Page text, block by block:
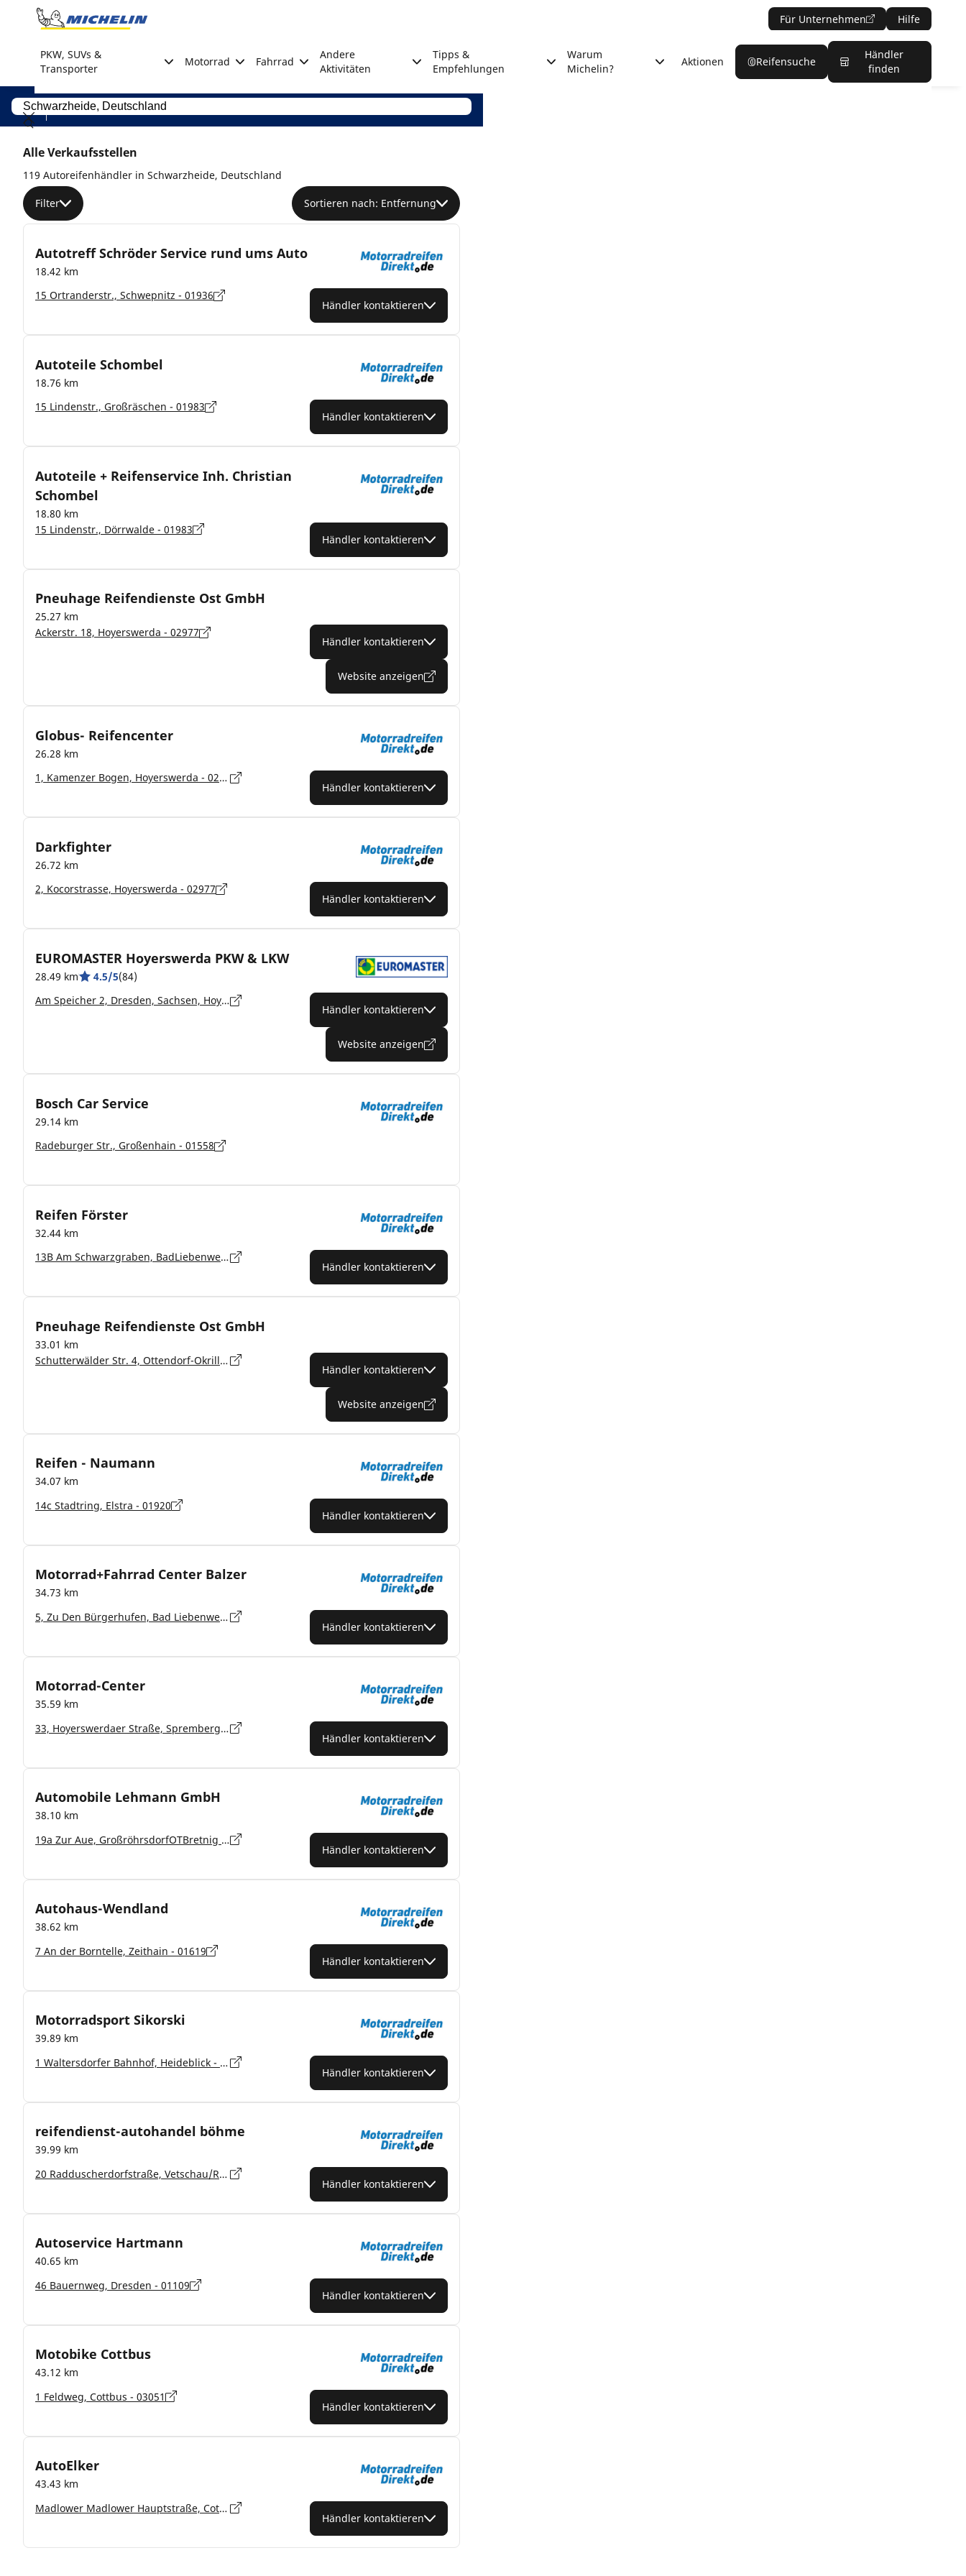
Go to page content
Für Unternehmen Hilfe
PKW, SUVs &
Transporter
Motorrad Fahrrad
Andere
Aktivitäten
Tipps &
Empfehlungen
Warum
Michelin?
Aktionen Reifensuche
Händler
finden
Alle Verkaufsstellen
119 Autoreifenhändler in Schwarzheide, Deutschland
Filter Sortieren nach: Entfernung
Autotreff Schröder Service rund ums Auto
18.42 km
15 Ortranderstr., Schwepnitz - 01936
Händler kontaktieren
Autoteile Schombel
18.76 km
15 Lindenstr., Großräschen - 01983
Händler kontaktieren
Autoteile + Reifenservice Inh. Christian
Schombel
18.80 km
15 Lindenstr., Dörrwalde - 01983
Händler kontaktieren
Pneuhage Reifendienste Ost GmbH
25.27 km
Ackerstr. 18, Hoyerswerda - 02977
Händler kontaktieren
Website anzeigen
Globus- Reifencenter
26.28 km
1, Kamenzer Bogen, Hoyerswerda - 02977
Händler kontaktieren
Darkfighter
26.72 km
2, Kocorstrasse, Hoyerswerda - 02977
Händler kontaktieren
EUROMASTER Hoyerswerda PKW & LKW
28.49 km 4.5/5(84)
Am Speicher 2, Dresden, Sachsen, Hoyerswerda - 02977
Händler kontaktieren
Website anzeigen
Bosch Car Service
29.14 km
Radeburger Str., Großenhain - 01558
Reifen Förster
32.44 km
13B Am Schwarzgraben, BadLiebenwerda - 04924
Händler kontaktieren
Pneuhage Reifendienste Ost GmbH
33.01 km
Schutterwälder Str. 4, Ottendorf-Okrilla - 01458
Händler kontaktieren
Website anzeigen
Reifen - Naumann
34.07 km
14c Stadtring, Elstra - 01920
Händler kontaktieren
Motorrad+Fahrrad Center Balzer
34.73 km
5, Zu Den Bürgerhufen, Bad Liebenwerda - 04924
Händler kontaktieren
Motorrad-Center
35.59 km
33, Hoyerswerdaer Straße, Spremberg - 03130
Händler kontaktieren
Automobile Lehmann GmbH
38.10 km
19a Zur Aue, GroßröhrsdorfOTBretnig - 01900
Händler kontaktieren
Autohaus-Wendland
38.62 km
7 An der Borntelle, Zeithain - 01619
Händler kontaktieren
Motorradsport Sikorski
39.89 km
1 Waltersdorfer Bahnhof, Heideblick - 15926
Händler kontaktieren
reifendienst-autohandel böhme
39.99 km
20 Radduscherdorfstraße, Vetschau/Raddusch - 03226
Händler kontaktieren
Autoservice Hartmann
40.65 km
46 Bauernweg, Dresden - 01109
Händler kontaktieren
Motobike Cottbus
43.12 km
1 Feldweg, Cottbus - 03051
Händler kontaktieren
AutoElker
43.43 km
Madlower Madlower Hauptstraße, Cottbus - 03050
Händler kontaktieren